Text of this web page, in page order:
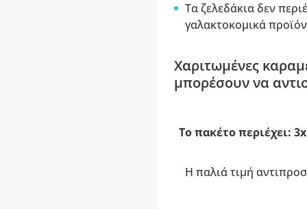
Τα ζελεδάκια δεν
γαλακτοκομικά
Χαριτωμένες
μπορέσουν να
Το πακέτο περιέχει:
Η παλιά τιμή